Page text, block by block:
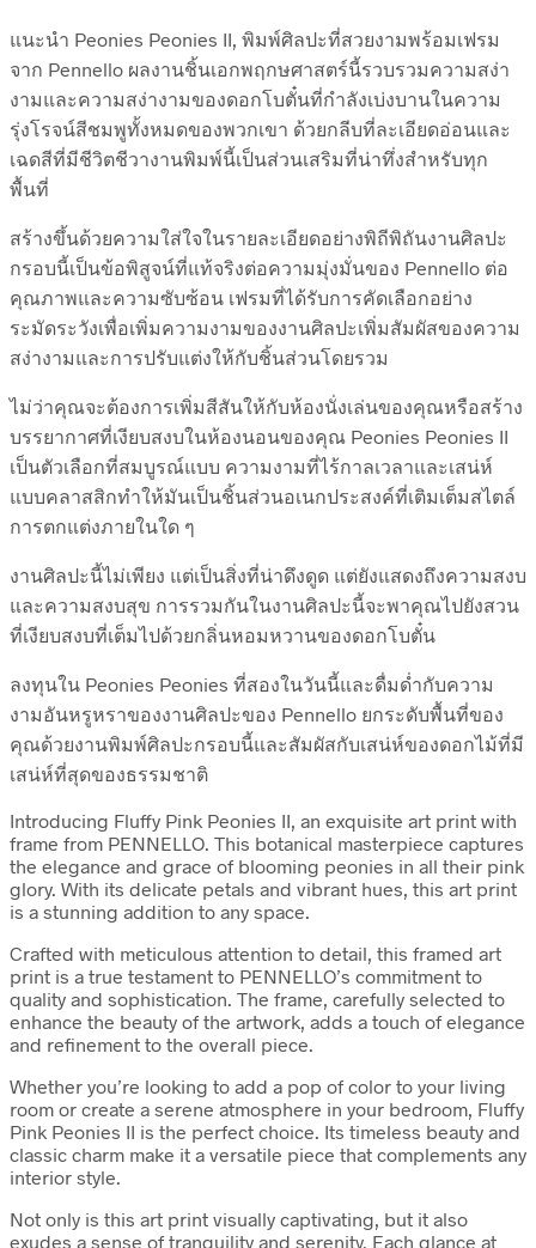
แนะนำ Peonies Peonies II, พิมพ์ศิลปะที่สวยงามพร้อมเฟรม
จาก Pennello ผลงานชิ้นเอกพฤกษศาสตร์นี้รวบรวมความสง่า
งามและความสง่างามของดอกโบตั๋นที่กำลังเบ่งบานในความ
รุ่งโรจน์สีชมพูทั้งหมดของพวกเขา ด้วยกลีบที่ละเอียดอ่อนและ
เฉดสีที่มีชีวิตชีวางานพิมพ์นี้เป็นส่วนเสริมที่น่าทึ่งสำหรับทุก
พื้นที่
สร้างขึ้นด้วยความใส่ใจในรายละเอียดอย่างพิถีพิถันงานศิลปะ
กรอบนี้เป็นข้อพิสูจน์ที่แท้จริงต่อความมุ่งมั่นของ Pennello ต่อ
คุณภาพและความซับซ้อน เฟรมที่ได้รับการคัดเลือกอย่าง
ระมัดระวังเพื่อเพิ่มความงามของงานศิลปะเพิ่มสัมผัสของความ
สง่างามและการปรับแต่งให้กับชิ้นส่วนโดยรวม
ไม่ว่าคุณจะต้องการเพิ่มสีสันให้กับห้องนั่งเล่นของคุณหรือสร้าง
บรรยากาศที่เงียบสงบในห้องนอนของคุณ Peonies Peonies II
เป็นตัวเลือกที่สมบูรณ์แบบ ความงามที่ไร้กาลเวลาและเสน่ห์
แบบคลาสสิกทำให้มันเป็นชิ้นส่วนอเนกประสงค์ที่เติมเต็มสไตล์
การตกแต่งภายในใด ๆ
งานศิลปะนี้ไม่เพียง แต่เป็นสิ่งที่น่าดึงดูด แต่ยังแสดงถึงความสงบ
และความสงบสุข การรวมกันในงานศิลปะนี้จะพาคุณไปยังสวน
ที่เงียบสงบที่เต็มไปด้วยกลิ่นหอมหวานของดอกโบตั๋น
ลงทุนใน Peonies Peonies ที่สองในวันนี้และดื่มด่ำกับความ
งามอันหรูหราของงานศิลปะของ Pennello ยกระดับพื้นที่ของ
คุณด้วยงานพิมพ์ศิลปะกรอบนี้และสัมผัสกับเสน่ห์ของดอกไม้ที่มี
เสน่ห์ที่สุดของธรรมชาติ
Introducing Fluffy Pink Peonies II, an exquisite art print with
frame from PENNELLO. This botanical masterpiece captures
the elegance and grace of blooming peonies in all their pink
glory. With its delicate petals and vibrant hues, this art print
is a stunning addition to any space.
Crafted with meticulous attention to detail, this framed art
print is a true testament to PENNELLO’s commitment to
quality and sophistication. The frame, carefully selected to
enhance the beauty of the artwork, adds a touch of elegance
and refinement to the overall piece.
Whether you’re looking to add a pop of color to your living
room or create a serene atmosphere in your bedroom, Fluffy
Pink Peonies II is the perfect choice. Its timeless beauty and
classic charm make it a versatile piece that complements any
interior style.
Not only is this art print visually captivating, but it also
exudes a sense of tranquility and serenity. Each glance at